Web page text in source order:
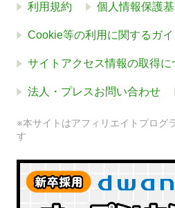
利用規約 個人情報保護
Cookie等の利用に関するガ
サイトアクセス情報の取得に
法人・プレスお問い合わせ
※本サイトはアフィリエイトプログ
す